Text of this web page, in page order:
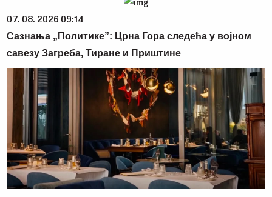
07. 08. 2026 09:14
Сазнања „Политике”: Црна Гора следећа у војном
савезу Загреба, Тиране и Приштине